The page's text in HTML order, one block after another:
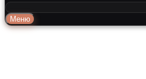
Меню